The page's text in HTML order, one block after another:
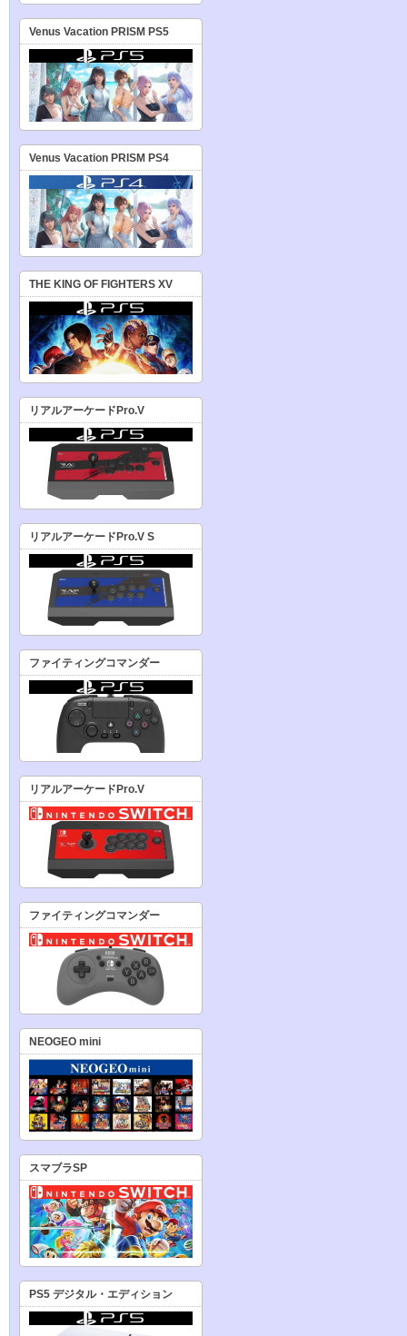
Venus Vacation PRISM PS5
Venus Vacation PRISM PS4
THE KING OF FIGHTERS XV
リアルアーケードPro.V
リアルアーケードPro.V S
ファイティングコマンダー
リアルアーケードPro.V
ファイティングコマンダー
NEOGEO mini
スマブラSP
PS5 デジタル・エディション